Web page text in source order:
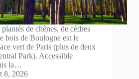
de chênes, de cèdres
bois de Boulogne est le
vert de Paris (plus de deux
Park). Accessible
la…
8, 2026